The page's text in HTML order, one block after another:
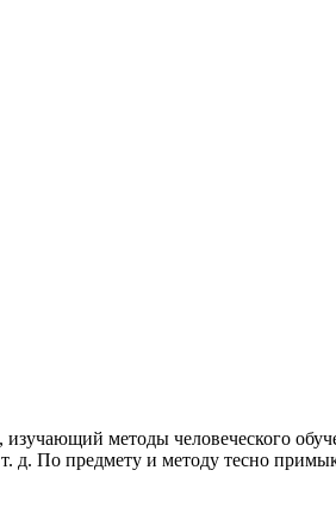
методы человеческого
д. По предмету и методу тесно